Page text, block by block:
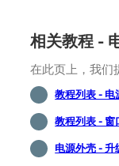
相关教程 -
在此页上，我们
教程列表 - 电
教程列表 - 窗
电源外壳 - 升